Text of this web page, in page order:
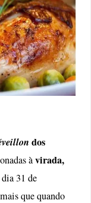
dos
àvirada,
31 de
que quando